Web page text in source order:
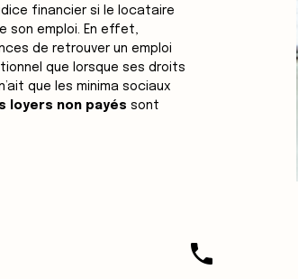
financier si le locataire
son emploi. En effet,
de retrouver un emploi
que lorsque ses droits
que les minima sociaux
loyers non payés sont
phone